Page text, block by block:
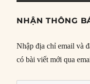
NHẬN THÔNG
Nhập địa chỉ email và
có bài viết mới qua